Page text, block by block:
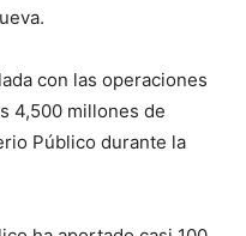
con las operaciones
4,500 millones de
Público durante la